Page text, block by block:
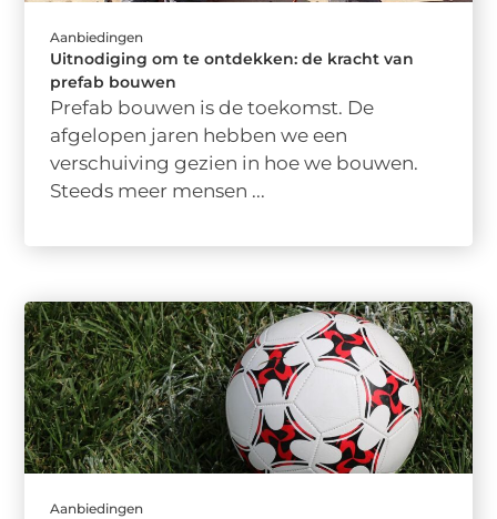
Aanbiedingen
Uitnodiging om te ontdekken: de kracht van
prefab bouwen
Prefab bouwen is de toekomst. De
afgelopen jaren hebben we een
verschuiving gezien in hoe we bouwen.
Steeds meer mensen ...
Aanbiedingen